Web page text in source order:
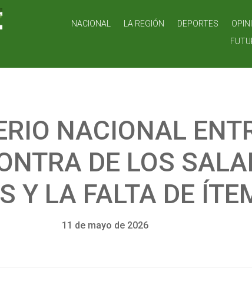
NACIONAL LA REGIÓN DEPORTES
NACIONAL
DE LOS
Y LA FALTA DE
11 de mayo de 2026